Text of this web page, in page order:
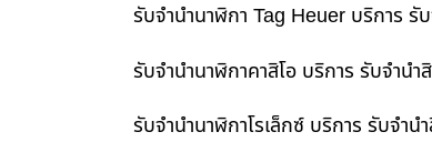
รับจำนำนาฬิกา Tag Heuer บริการ รั
รับจำนำนาฬิกาคาสิโอ บริการ รับจำน
รับจำนำนาฬิกาโรเล็กซ์ บริการ รับจำ